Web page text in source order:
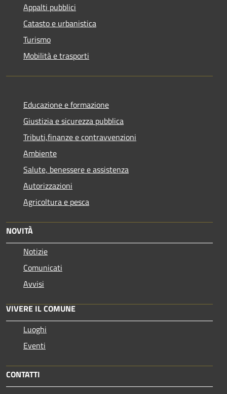
Appalti pubblici
Catasto e urbanistica
Turismo
Mobilità e trasporti
Educazione e formazione
Giustizia e sicurezza pubblica
Tributi,finanze e contravvenzioni
Ambiente
Salute, benessere e assistenza
Autorizzazioni
Agricoltura e pesca
NOVITÀ
Notizie
Comunicati
Avvisi
VIVERE IL COMUNE
Luoghi
Eventi
CONTATTI